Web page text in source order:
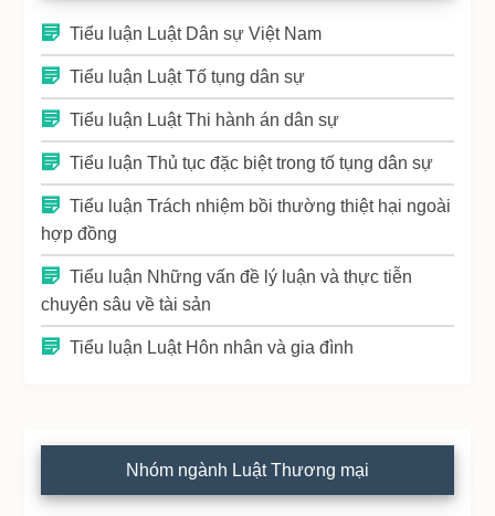
Tiểu luận Luật Dân sự Việt Nam
Tiểu luận Luật Tố tụng dân sự
Tiểu luận Luật Thi hành án dân sự
Tiểu luận Thủ tục đặc biệt trong tố tụng dân sự
Tiểu luận Trách nhiệm bồi thường thiệt hại ngoài
hợp đồng
Tiểu luận Những vấn đề lý luận và thực tiễn
chuyên sâu về tài sản
Tiểu luận Luật Hôn nhân và gia đình
Nhóm ngành Luật Thương mại